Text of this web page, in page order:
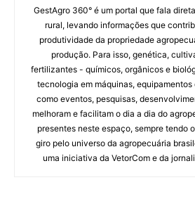
GestAgro 360° é um portal que fala
rural, levando informações que
produtividade da propriedade
produção. Para isso, genética,
fertilizantes - químicos, orgânicos e
tecnologia em máquinas, equipamentos
como eventos, pesquisas,
melhoram e facilitam o dia a dia do
presentes neste espaço, sempre tendo
giro pelo universo da agropecuária
uma iniciativa da VetorCom e da